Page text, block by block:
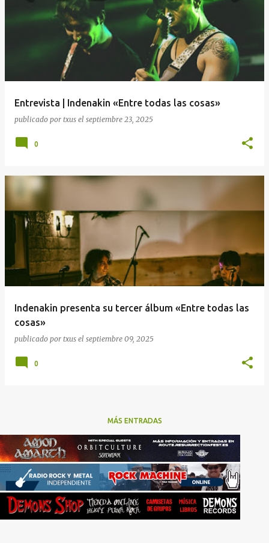
Entrevista | Indenakin «Entre todas las cosas»
publicado por txus el septiembre 23, 2025
0
Indenakin presenta su tercer álbum «Entre todas las
cosas»
publicado por txus el septiembre 09, 2025
0
MÁS ENTRADAS